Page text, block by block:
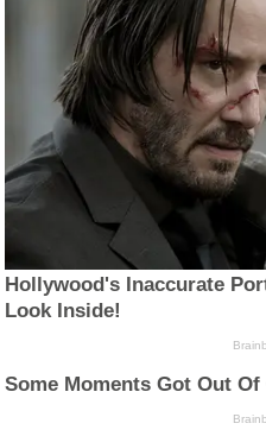
Hollywood's Inaccurate
Look Inside!
Some Moments Got Out